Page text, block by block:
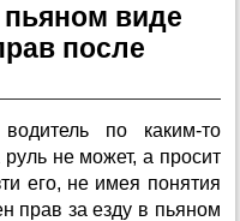
пьяном виде
после
по каким-то
не может, а просит
его, не имея понятия
прав за езду в пьяном